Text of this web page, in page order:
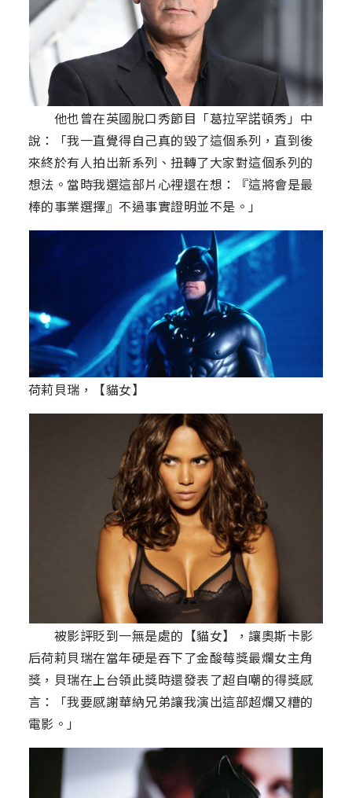
他也曾在英國脫口秀節目「葛拉罕諾頓秀」中
說：「我一直覺得自己真的毀了這個系列，直到後
來終於有人拍出新系列、扭轉了大家對這個系列的
想法。當時我選這部片心裡還在想：『這將會是最
棒的事業選擇』不過事實證明並不是。」
荷莉貝瑞，【貓女】
被影評貶到一無是處的【貓女】，讓奧斯卡影
后荷莉貝瑞在當年硬是吞下了金酸莓獎最爛女主角
獎，貝瑞在上台領此獎時還發表了超自嘲的得獎感
言：「我要感謝華納兄弟讓我演出這部超爛又糟的
電影。」